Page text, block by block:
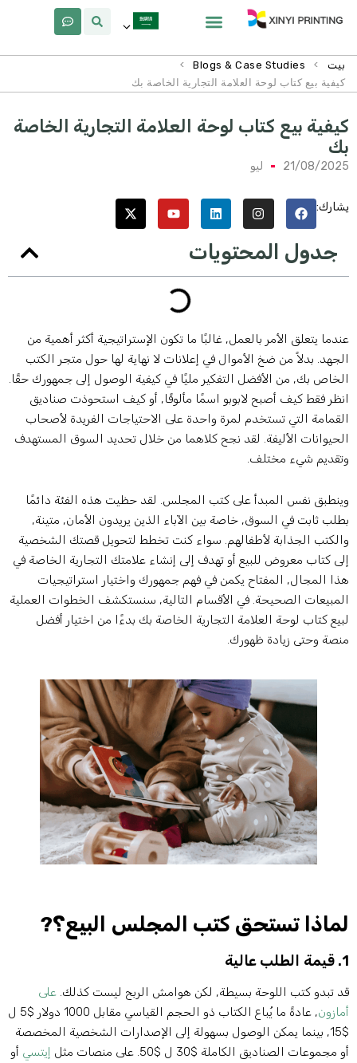
بيت >
Blogs & Case Studies
>
كيفية بيع كتاب لوحة العلامة التجارية الخاصة بك
بيع كتاب لوحة العلامة التجارية الخاصة
21/08/ ليو
جدول المحتويات
يتعلق الأمر بالعمل, غالبًا ما تكون الإستراتيجية أكثر أهمية من
بدلاً من ضخ الأموال في إعلانات لا نهاية لها حول متجر الكتب
بك, من الأفضل التفكير مليًا في كيفية الوصول إلى جمهورك حقًا.
فقط كيف أصبح لابوبو اسمًا مألوفًا, أو كيف استحوذت صناديق
التي تستخدم لمرة واحدة على الاحتياجات الفريدة لأصحاب
الأليفة. لقد نجح كلاهما من خلال تحديد السوق المستهدف
شيء مختلف.
نفس المبدأ على كتب المجلس. لقد حظيت هذه الفئة دائمًا
ثابت في السوق, خاصة بين الآباء الذين يريدون الأمان, متينة,
الجذابة لأطفالهم. سواء كنت تخطط لتحويل قصتك الشخصية
كتاب معروض للبيع أو تهدف إلى إنشاء علامتك التجارية الخاصة في
المجال, المفتاح يكمن في فهم جمهورك واختيار استراتيجيات
الصحيحة. في الأقسام التالية, سنستكشف الخطوات العملية
كتاب لوحة العلامة التجارية الخاصة بك بدءًا من اختيار أفضل
وحتى زيادة ظهورك.
تستحق كتب المجلس البيع؟?
تبدو كتب اللوحة بسيطة, لكن هوامش الربح ليست كذلك.على
, عادةً ما يُباع الكتاب ذو الحجم القياسي مقابل 1000 دولار $5 ل
$15, بينما يمكن الوصول بسهولة إلى الإصدارات الشخصية المخصصة
مجموعات الصناديق الكاملة $30 ل $50. على منصات مثل
إيتسيأو